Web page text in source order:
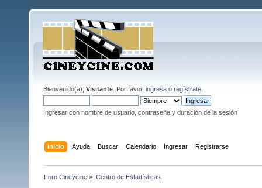
Bienvenido(a), Visitante . Por favor, ingresa o regístrate
Ingresar con nombre de usuario, contraseña y duración de la sesión
Inicio Ayuda Buscar Calendario Ingresar Registrarse
Foro Cineycine » Centro de Estadísticas